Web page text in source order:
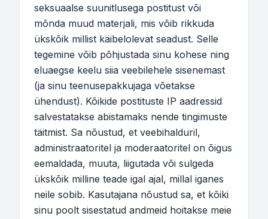
seksuaalse suunitlusega postitust või
mõnda muud materjali, mis võib rikkuda
ükskõik millist käibelolevat seadust. Selle
tegemine võib põhjustada sinu kohese ning
eluaegse keelu siia veebilehele sisenemast
(ja sinu teenusepakkujaga võetakse
ühendust). Kõikide postituste IP aadressid
salvestatakse abistamaks nende tingimuste
täitmist. Sa nõustud, et veebihalduril,
administraatoritel ja moderaatoritel on õigus
eemaldada, muuta, liigutada või sulgeda
ükskõik milline teade igal ajal, millal iganes
neile sobib. Kasutajana nõustud sa, et kõiki
sinu poolt sisestatud andmeid hoitakse meie